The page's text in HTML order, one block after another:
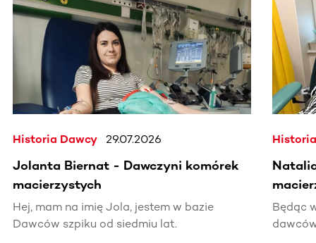
Historia Dawcy 29.07.2026
Jolanta Biernat - Dawczyni komórek
macierzystych
Hej, mam na imię Jola, jestem w bazie
Dawców szpiku od siedmiu lat.
Będąc